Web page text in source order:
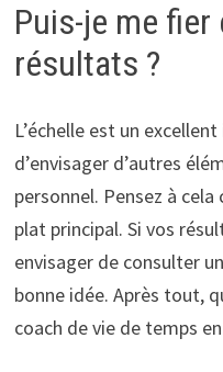
Puis-je me
résultats ?
L’échelle est un
d’envisager d’autres
personnel. Pensez à cela
plat principal. Si vos
envisager de consulter
bonne idée. Après tout,
coach de vie de temps